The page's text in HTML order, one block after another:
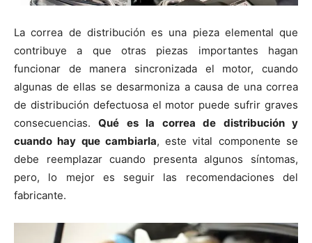
La correa de distribución es una pieza elemental que
contribuye a que otras piezas importantes hagan
funcionar de manera sincronizada el motor, cuando
algunas de ellas se desarmoniza a causa de una correa
de distribución defectuosa el motor puede sufrir graves
consecuencias.Qué es la correa de distribución y
cuando hay que cambiarla, este vital componente se
debe reemplazar cuando presenta algunos síntomas,
pero, lo mejor es seguir las recomendaciones del
fabricante.